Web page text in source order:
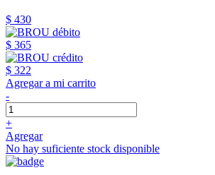
$ 430
$ 365
$ 322
Agregar a mi carrito
-
+
Agregar
No hay suficiente stock disponible